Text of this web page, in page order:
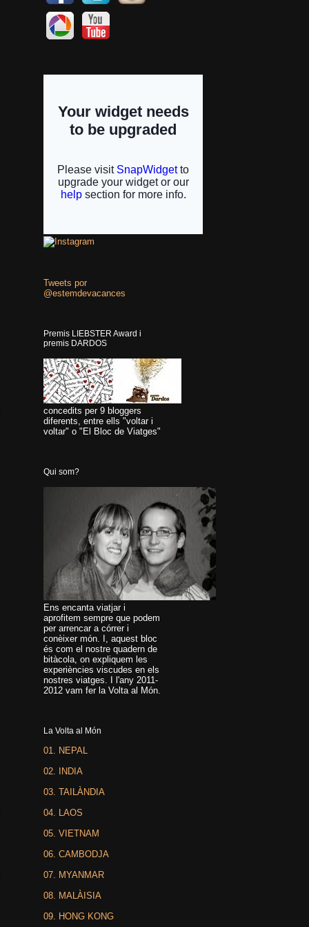
Tweets por
@estemdevacances
Premis LIEBSTER Award i
premis DARDOS
concedits per 9 bloggers
diferents, entre ells "voltar i
voltar" o "El Bloc de Viatges"
Qui som?
Ens encanta viatjar i
aprofitem sempre que podem
per arrencar a córrer i
conèixer món. I, aquest bloc
és com el nostre quadern de
bitàcola, on expliquem les
experiències viscudes en els
nostres viatges. I l'any 2011-
2012 vam fer la Volta al Món.
La Volta al Món
01. NEPAL
02. INDIA
03. TAILÀNDIA
04. LAOS
05. VIETNAM
06. CAMBODJA
07. MYANMAR
08. MALÀISIA
09. HONG KONG